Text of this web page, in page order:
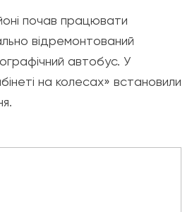
почав працювати
відремонтований
автобус. У
на колесах» встановили